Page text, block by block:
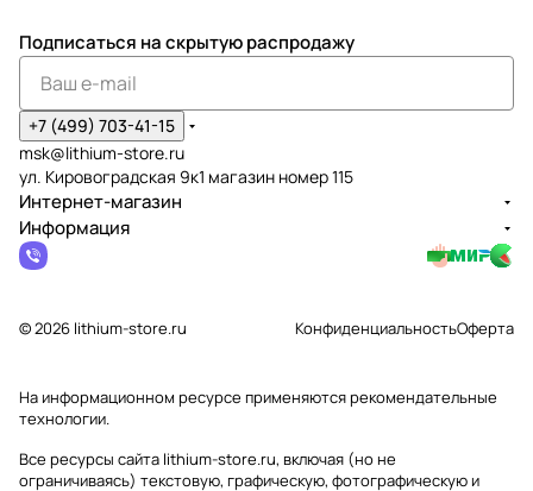
Подписаться на скрытую распродажу
+7 (499) 703-41-15
msk@lithium-store.ru
ул. Кировоградская 9к1 магазин номер 115
Интернет-магазин
Информация
© 2026 lithium-store.ru КонфиденциальностьОферта
На информационном ресурсе применяютсярекомендательные
технологии.
Все ресурсы сайта lithium-store.ru, включая (но не
ограничиваясь) текстовую, графическую, фотографическую и